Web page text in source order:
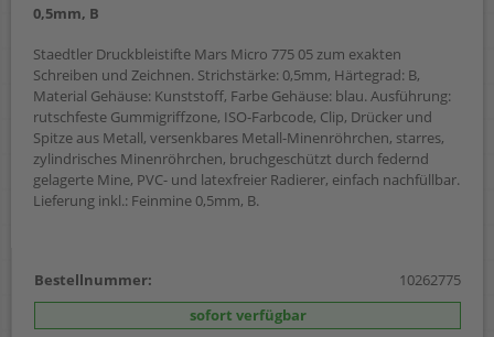
0,5mm, B
Staedtler Druckbleistifte Mars Micro 775 05 zum exakten
Schreiben und Zeichnen. Strichstärke: 0,5mm, Härtegrad: B,
Material Gehäuse: Kunststoff, Farbe Gehäuse: blau. Ausführung:
rutschfeste Gummigriffzone, ISO-Farbcode, Clip, Drücker und
Spitze aus Metall, versenkbares Metall-Minenröhrchen, starres,
zylindrisches Minenröhrchen, bruchgeschützt durch federnd
gelagerte Mine, PVC- und latexfreier Radierer, einfach nachfüllbar.
Lieferung inkl.: Feinmine 0,5mm, B.
Bestellnummer:
10262775
sofort verfügbar